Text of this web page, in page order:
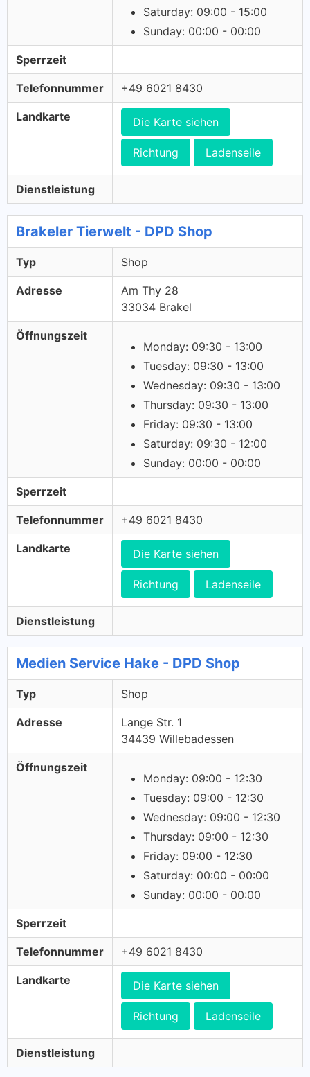
Saturday: 09:00 - 15:00
Sunday: 00:00 - 00:00
Sperrzeit
Telefonnummer +49 6021 8430
Landkarte Die Karte siehen
Richtung Ladenseile
Dienstleistung
Brakeler Tierwelt - DPD Shop
Typ Shop
Adresse
Am Thy 28
33034 Brakel
Öffnungszeit
Monday: 09:30 - 13:00
Tuesday: 09:30 - 13:00
Wednesday: 09:30 - 13:00
Thursday: 09:30 - 13:00
Friday: 09:30 - 13:00
Saturday: 09:30 - 12:00
Sunday: 00:00 - 00:00
Sperrzeit
Telefonnummer +49 6021 8430
Landkarte Die Karte siehen
Richtung Ladenseile
Dienstleistung
Medien Service Hake - DPD Shop
Typ Shop
Adresse
Lange Str. 1
34439 Willebadessen
Öffnungszeit
Monday: 09:00 - 12:30
Tuesday: 09:00 - 12:30
Wednesday: 09:00 - 12:30
Thursday: 09:00 - 12:30
Friday: 09:00 - 12:30
Saturday: 00:00 - 00:00
Sunday: 00:00 - 00:00
Sperrzeit
Telefonnummer +49 6021 8430
Landkarte Die Karte siehen
Richtung Ladenseile
Dienstleistung